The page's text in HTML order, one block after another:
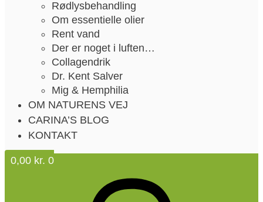
Rødlysbehandling
Om essentielle olier
Rent vand
Der er noget i luften…
Collagendrik
Dr. Kent Salver
Mig & Hemphilia
OM NATURENS VEJ
CARINA’S BLOG
KONTAKT
0,00 kr. 0